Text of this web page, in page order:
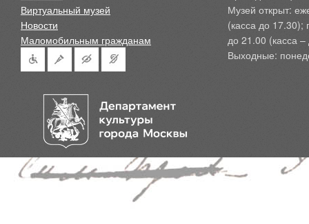
Виртуальный музей
Новости
Маломобильным гражданам
Музей открыт:
(касса до 17.30);
до 21.00 (касса
Выходные: